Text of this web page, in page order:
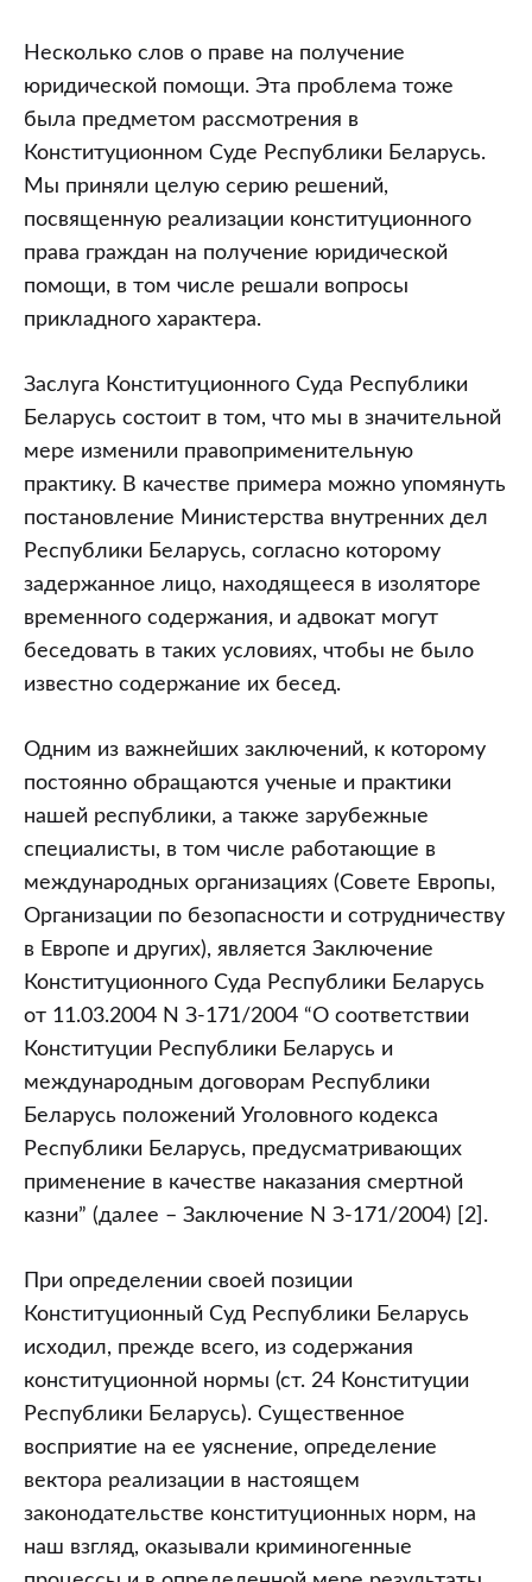
Несколько слов о праве на получение
юридической помощи. Эта проблема тоже
была предметом рассмотрения в
Конституционном Суде Республики Беларусь.
Мы приняли целую серию решений,
посвященную реализации конституционного
права граждан на получение юридической
помощи, в том числе решали вопросы
прикладного характера.
Заслуга Конституционного Суда Республики
Беларусь состоит в том, что мы в значительной
мере изменили правоприменительную
практику. В качестве примера можно упомянуть
постановление Министерства внутренних дел
Республики Беларусь, согласно которому
задержанное лицо, находящееся в изоляторе
временного содержания, и адвокат могут
беседовать в таких условиях, чтобы не было
известно содержание их бесед.
Одним из важнейших заключений, к которому
постоянно обращаются ученые и практики
нашей республики, а также зарубежные
специалисты, в том числе работающие в
международных организациях (Совете Европы,
Организации по безопасности и сотрудничеству
в Европе и других), является Заключение
Конституционного Суда Республики Беларусь
от 11.03.2004 N З-171/2004 “О соответствии
Конституции Республики Беларусь и
международным договорам Республики
Беларусь положений Уголовного кодекса
Республики Беларусь, предусматривающих
применение в качестве наказания смертной
казни” (далее – Заключение N З-171/2004) [2].
При определении своей позиции
Конституционный Суд Республики Беларусь
исходил, прежде всего, из содержания
конституционной нормы (ст. 24 Конституции
Республики Беларусь). Существенное
восприятие на ее уяснение, определение
вектора реализации в настоящем
законодательстве конституционных норм, на
наш взгляд, оказывали криминогенные